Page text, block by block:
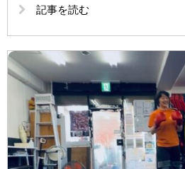
記事を読む